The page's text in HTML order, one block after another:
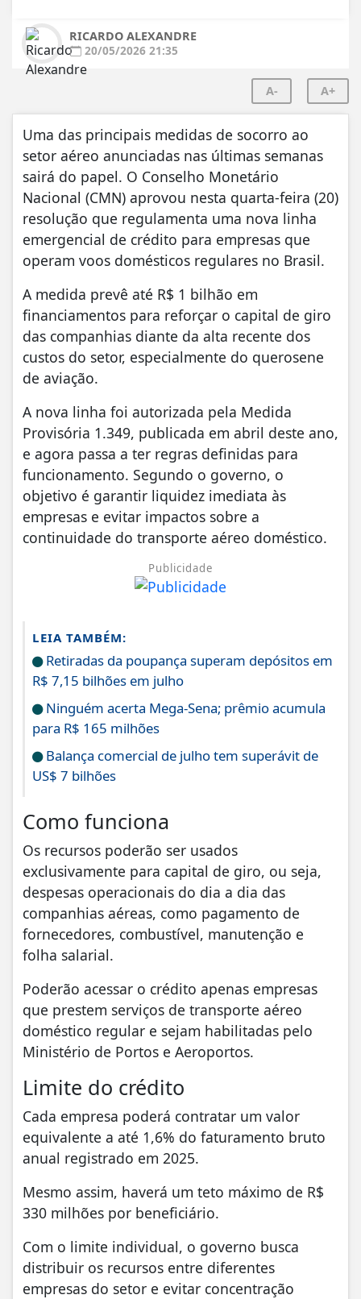
RICARDO ALEXANDRE
20/05/2026 21:35
A- A+
Uma das principais medidas de socorro ao
setor aéreo anunciadas nas últimas semanas
sairá do papel. O Conselho Monetário
Nacional (CMN) aprovou nesta quarta-feira (20)
resolução que regulamenta uma nova linha
emergencial de crédito para empresas que
operam voos domésticos regulares no Brasil.
A medida prevê até R$ 1 bilhão em
financiamentos para reforçar o capital de giro
das companhias diante da alta recente dos
custos do setor, especialmente do querosene
de aviação.
A nova linha foi autorizada pela Medida
Provisória 1.349, publicada em abril deste ano,
e agora passa a ter regras definidas para
funcionamento. Segundo o governo, o
objetivo é garantir liquidez imediata às
empresas e evitar impactos sobre a
continuidade do transporte aéreo doméstico.
Publicidade
LEIA TAMBÉM:
Retiradas da poupança superam depósitos em
R$ 7,15 bilhões em julho
Ninguém acerta Mega-Sena; prêmio acumula
para R$ 165 milhões
Balança comercial de julho tem superávit de
US$ 7 bilhões
Como funciona
Os recursos poderão ser usados
exclusivamente para capital de giro, ou seja,
despesas operacionais do dia a dia das
companhias aéreas, como pagamento de
fornecedores, combustível, manutenção e
folha salarial.
Poderão acessar o crédito apenas empresas
que prestem serviços de transporte aéreo
doméstico regular e sejam habilitadas pelo
Ministério de Portos e Aeroportos.
Limite do crédito
Cada empresa poderá contratar um valor
equivalente a até 1,6% do faturamento bruto
anual registrado em 2025.
Mesmo assim, haverá um teto máximo de R$
330 milhões por beneficiário.
Com o limite individual, o governo busca
distribuir os recursos entre diferentes
empresas do setor e evitar concentração